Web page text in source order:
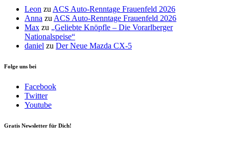
Leon zu ACS Auto-Renntage Frauenfeld 2026
Anna zu ACS Auto-Renntage Frauenfeld 2026
Max zu „Geliebte Knöpfle – Die Vorarlberger
Nationalspeise“
daniel zu Der Neue Mazda CX-5
Folge uns bei
Facebook
Twitter
Youtube
Gratis Newsletter für Dich!